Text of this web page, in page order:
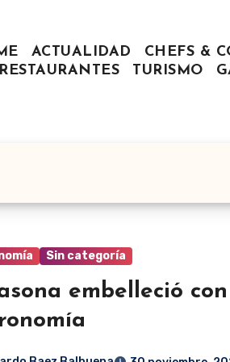
ACTUALIDAD CHEFS &
RESTAURANTES
TURISMO
Sin categoría
embelleció